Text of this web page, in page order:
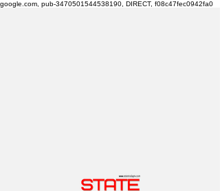
google.com, pub-3470501544538190, DIRECT, f08c47fec0942fa0